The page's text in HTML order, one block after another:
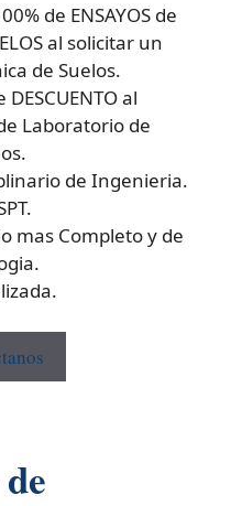
de ENSAYOS de
al solicitar un
de Suelos.
al
Laboratorio de
de Ingenieria.
mas Completo y de